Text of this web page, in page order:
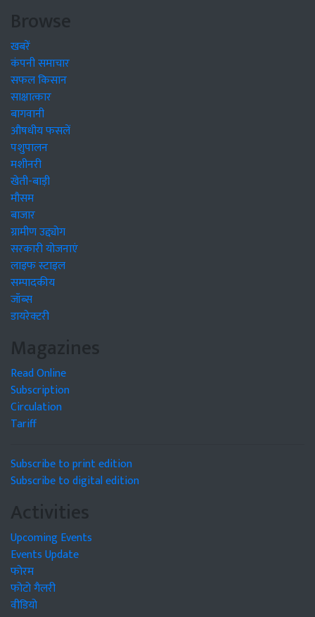
Browse
खबरें
कंपनी समाचार
सफल किसान
साक्षात्कार
बागवानी
औषधीय फसलें
पशुपालन
मशीनरी
खेती-बाड़ी
मौसम
बाजार
ग्रामीण उद्द्योग
सरकारी योजनाएं
लाइफ स्टाइल
सम्पादकीय
जॉब्स
डायरेक्टरी
Magazines
Read Online
Subscription
Circulation
Tariff
Subscribe to print edition
Subscribe to digital edition
Activities
Upcoming Events
Events Update
फोरम
फोटो गैलरी
वीडियो